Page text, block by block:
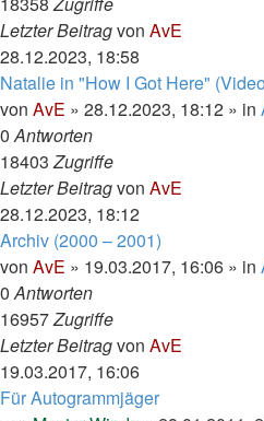
Letzter Beitragvon AvE
28.12.2023, 18:58
Natalie in "How I Got Here"
von AvE » 28.12.2023, 18:12 » in
0Antworten
18403Zugriffe
Letzter Beitragvon AvE
28.12.2023, 18:12
Archiv (2000 – 2001)
von AvE » 19.03.2017, 16:06 » in
0Antworten
16957Zugriffe
Letzter Beitragvon AvE
19.03.2017, 16:06
Für Autogrammjäger